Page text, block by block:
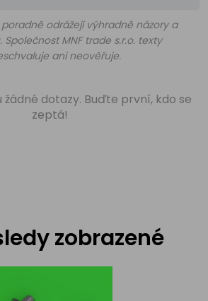
poradně odrážejí výhradně názory a
Společnost MNF trade s.r.o. texty
ani neověřuje.
žádné dotazy. Buďte první, kdo se
zeptá!
zobrazené